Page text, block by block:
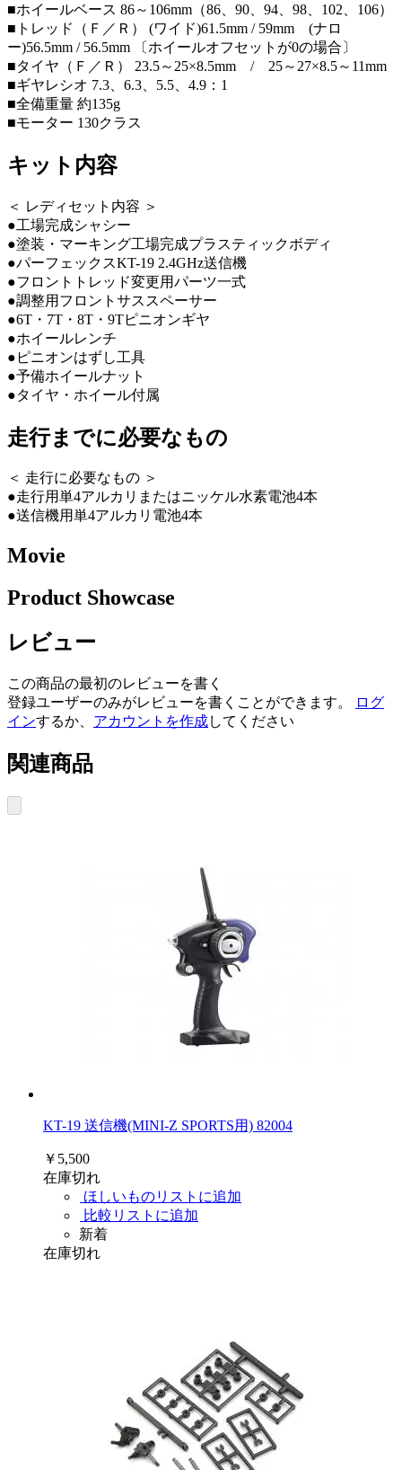
■ホイールベース 86～106mm（86、90、94、98、102、106）
■トレッド（Ｆ／Ｒ） (ワイド)61.5mm / 59mm (ナロ
ー)56.5mm / 56.5mm 〔ホイールオフセットが0の場合〕
■タイヤ（Ｆ／Ｒ） 23.5～25×8.5mm / 25～27×8.5～11mm
■ギヤレシオ 7.3、6.3、5.5、4.9：1
■全備重量 約135g
■モーター 130クラス
キット内容
＜ レディセット内容 ＞
●工場完成シャシー
●塗装・マーキング工場完成プラスティックボディ
●パーフェックスKT-19 2.4GHz送信機
●フロントトレッド変更用パーツ一式
●調整用フロントサススペーサー
●6T・7T・8T・9Tピニオンギヤ
●ホイールレンチ
●ピニオンはずし工具
●予備ホイールナット
●タイヤ・ホイール付属
走行までに必要なもの
＜ 走行に必要なもの ＞
●走行用単4アルカリまたはニッケル水素電池4本
●送信機用単4アルカリ電池4本
Movie
Product Showcase
レビュー
この商品の最初のレビューを書く
登録ユーザーのみがレビューを書くことができます。
ログ
インするか、 アカウントを作成してください
関連商品
KT-19 送信機(MINI-Z SPORTS用) 82004
￥5,500
在庫切れ
ほしいものリストに追加
比較リストに追加
新着
在庫切れ